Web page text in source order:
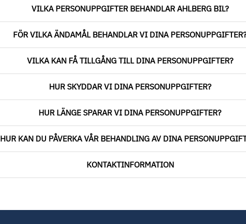
VILKA PERSONUPPGIFTER BEHANDLAR AHLBERG BIL?
FÖR VILKA ÄNDAMÅL BEHANDLAR VI DINA
VILKA KAN FÅ TILLGÅNG TILL DINA PERSONUPPGIFTER?
HUR SKYDDAR VI DINA PERSONUPPGIFTER?
HUR LÄNGE SPARAR VI DINA PERSONUPPGIFTER?
HUR KAN DU PÅVERKA VÅR BEHANDLING AV DINA
KONTAKTINFORMATION